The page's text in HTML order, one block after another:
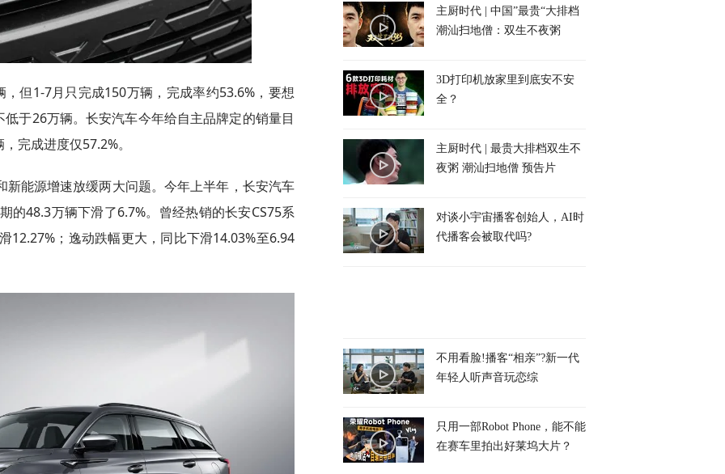
但1-7月只完成150万辆，完成率约53.6%，要想
于26万辆。长安汽车今年给自主品牌定的销量目
完成进度仅57.2%。
能源增速放缓两大问题。今年上半年，长安汽车
的48.3万辆下滑了6.7%。曾经热销的长安CS75系
12.27%；逸动跌幅更大，同比下滑14.03%至6.94
主厨时代 | 中国”最贵“大排档
潮汕扫地僧：双生不夜粥
3D打印机放家里到底安不安
全？
主厨时代 | 最贵大排档双生不
夜粥 潮汕扫地僧 预告片
对谈小宇宙播客创始人，AI时
代播客会被取代吗?
不用看脸!播客“相亲”?新一代
年轻人听声音玩恋综
只用一部Robot Phone，能不能
在赛车里拍出好莱坞大片？